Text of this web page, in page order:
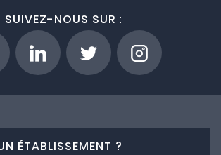
SUIVEZ-NOUS SUR :
ÉTABLISSEMENT ?